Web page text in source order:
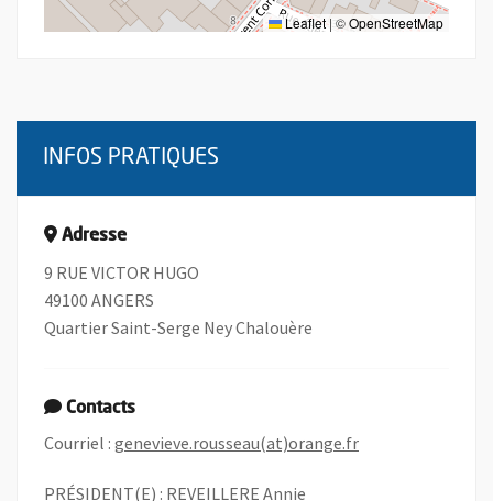
Leaflet |©OpenStreetMap
INFOS PRATIQUES
Adresse
9 RUE VICTOR HUGO
49100 ANGERS
Quartier Saint-Serge Ney Chalouère
Contacts
Courriel : genevieve.rousseau(at)orange.fr, Ouvre une
PRÉSIDENT(E) : REVEILLERE Annie